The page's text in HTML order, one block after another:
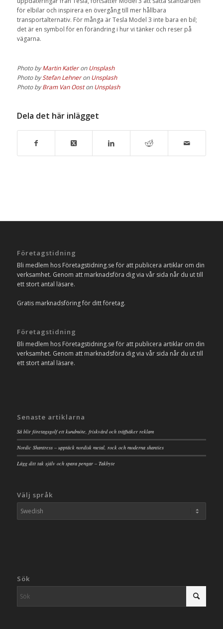
för elbilar och inspirera en övergång till mer hållbara
transportalternativ. För många är Tesla Model 3 inte bara en bil;
det är en symbol för en förändring i hur vi tänker och reser på
vägarna.
Photo byMartin KatleronUnsplash
Photo byStefan LehneronUnsplash
Photo byBram Van OostonUnsplash
Dela det här inlägget
Företagstidning
Bli medlem hos Företagstidning.se för att publicera artiklar om din
verksamhet. Genom att marknadsföra dig via vår sida når du ut till
ett stort antal läsare.
Gratis marknadsföring för ditt företag.
Företagstidning
Bli medlem hos Företagstidning.se för att publicera artiklar om din
verksamhet. Genom att marknadsföra dig via vår sida når du ut till
ett stort antal läsare.
Senaste artiklarna
Så blir företagsgolf ett kundmöte, friskvård och träffsäker reklam
Nordic Shantress – upptäck nordisk metal, rock och moderna shanties
Lägg ditt tak själv och spara pengar – Takbyte
Välj språk
Sök